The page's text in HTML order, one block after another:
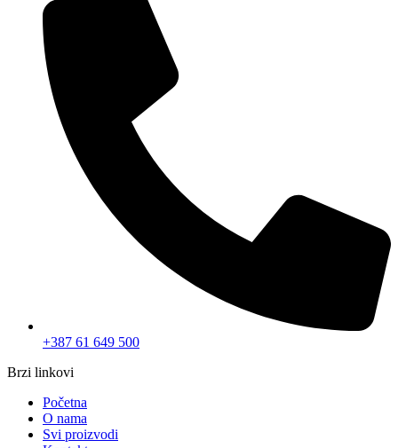
© 2025 WEBMARKET | Sva prava rezervisana.
Politika privatnosti
Pravila i uslovi korištenja
Vaša korpa je prazna
Vrati se u trgovinu